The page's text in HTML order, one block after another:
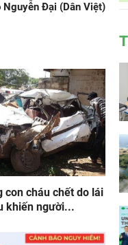
Nguyễn Đại (Dân Việt)
con cháu chết do lái
khiến người...